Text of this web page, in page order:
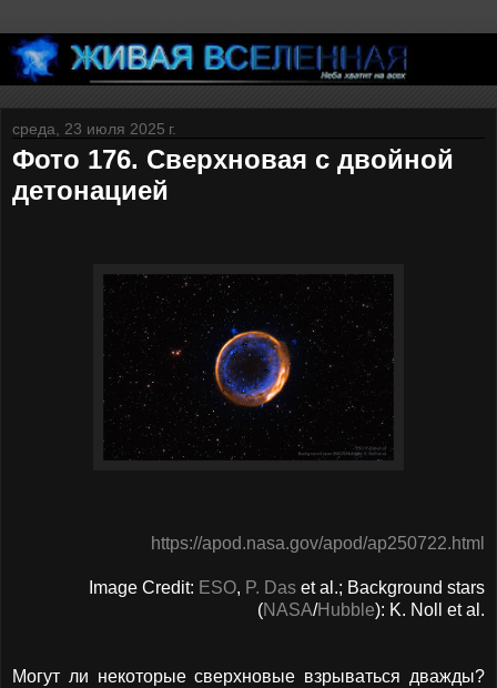
среда, 23 июля 2025 г.
Фото 176. Сверхновая с двойной
детонацией
https://apod.nasa.gov/apod/ap250722.html
Image Credit: ESO, P. Das et al.; Background stars
(NASA/Hubble): K. Noll et al.
Могут ли некоторые сверхновые взрываться дважды?